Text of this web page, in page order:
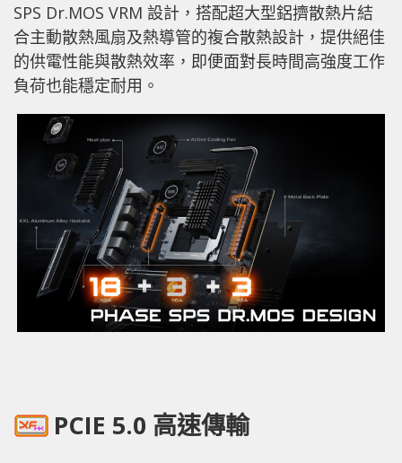
SPS Dr.MOS VRM 設計，搭配超大型鋁擠散熱片結
合主動散熱風扇及熱導管的複合散熱設計，提供絕佳
的供電性能與散熱效率，即便面對長時間高強度工作
負荷也能穩定耐用。
PCIE 5.0 高速傳輸